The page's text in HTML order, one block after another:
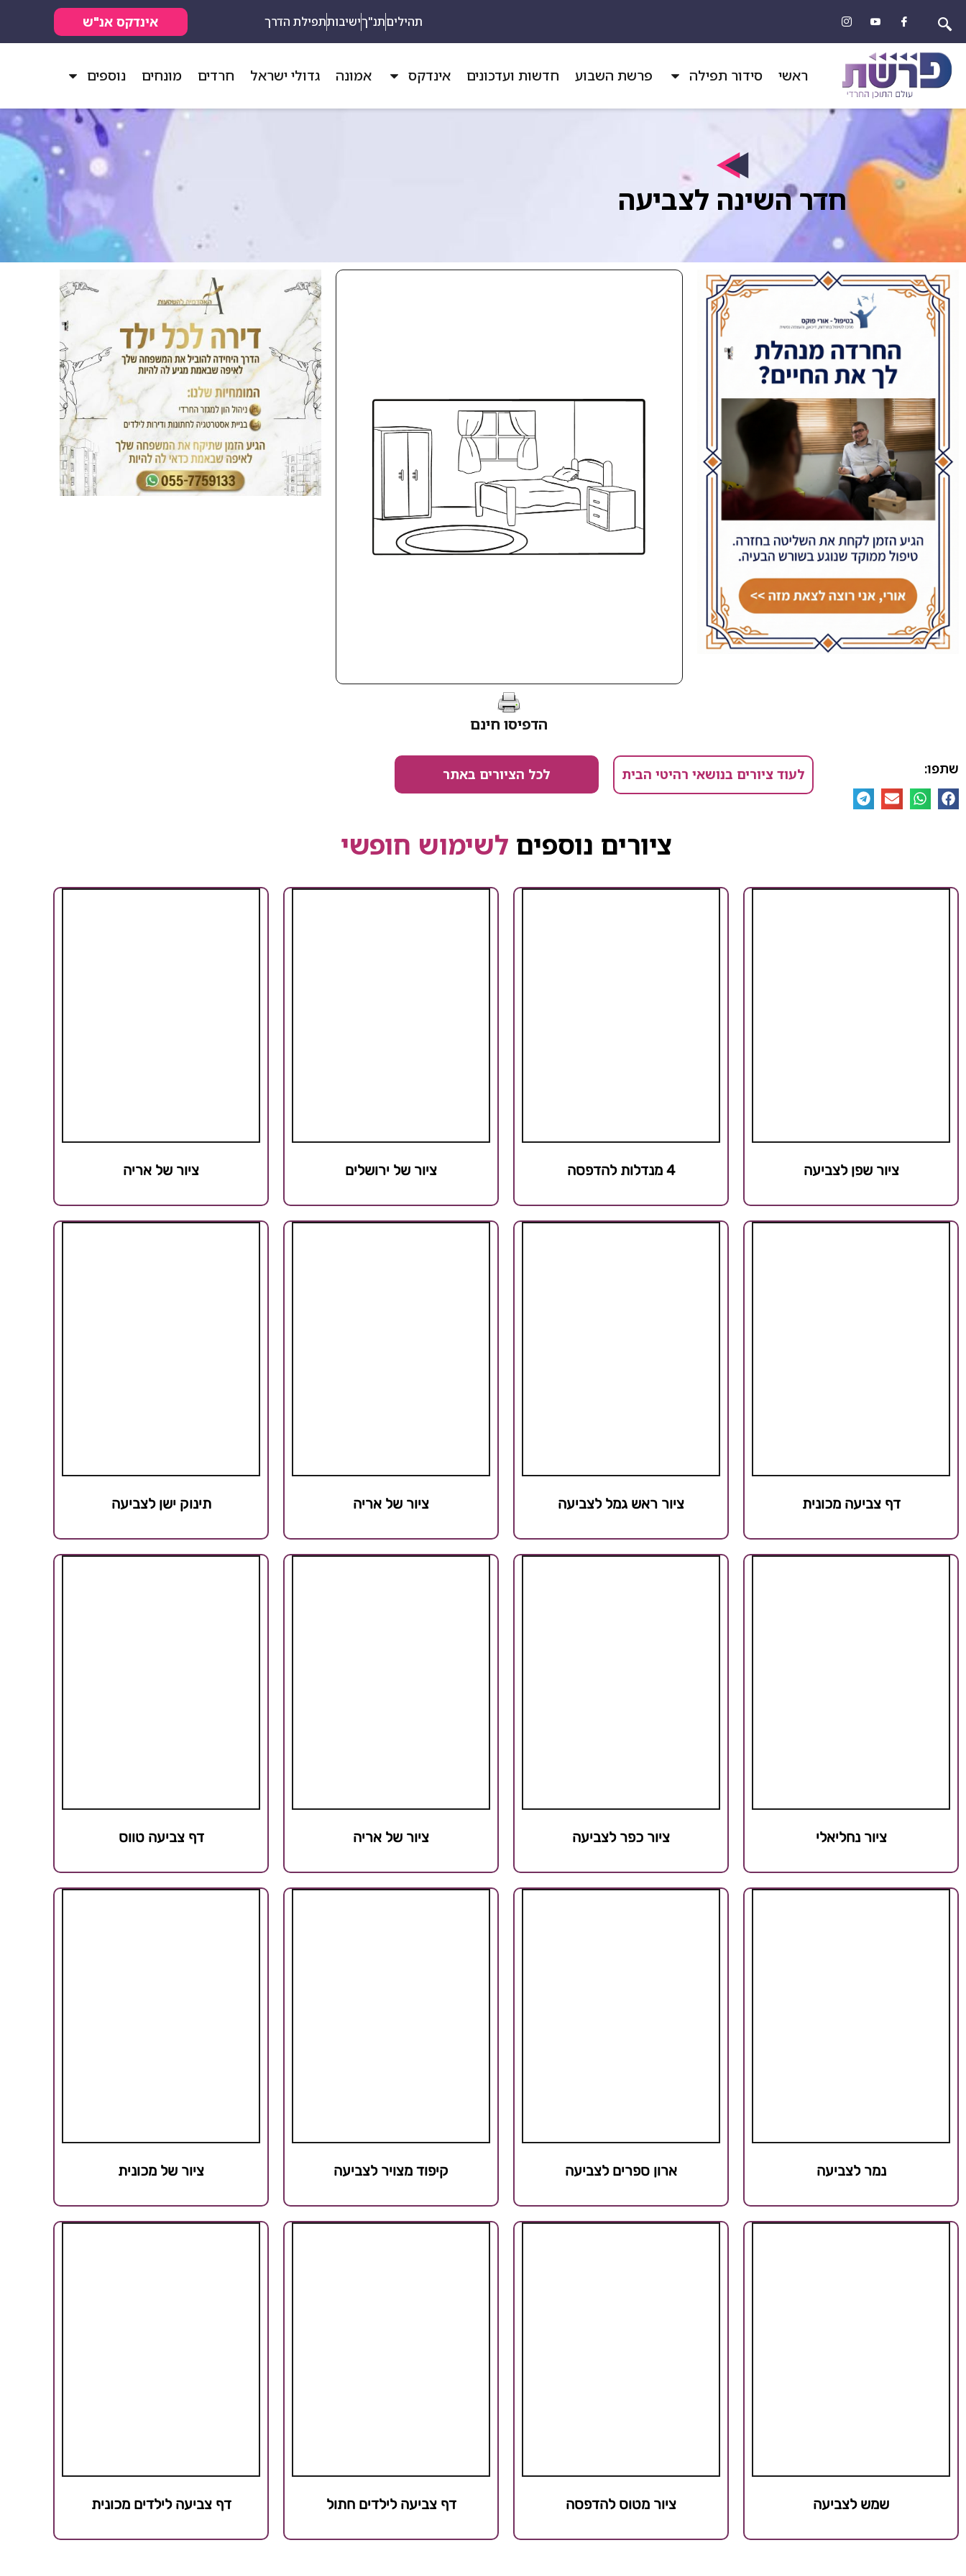
תהיליםתנ"ךישיבותתפילת הדרך אינדקס אנ"ש
ראשי סידור תפילה פרשת השבוע חדשות ועדכונים אינדקס אמונה גדולי ישראל חרדים מונחים נוספים
חדר השינה לצביעה
הדפיסו חינם
שתפו: לעוד ציורים בנושאי רהיטי הבית לכל הציורים באתר
ציורים נוספים לשימוש חופשי
ציור שפן לצביעה 4 מנדלות להדפסה ציור של ירושלים ציור של אריה
דף צביעה מכונית ציור ראש גמל לצביעה ציור של אריה תינוק ישן לצביעה
ציור נחליאלי ציור כפר לצביעה ציור של אריה דף צביעה טווס
נמר לצביעה ארון ספרים לצביעה קיפוד מצויר לצביעה ציור של מכונית
שמש לצביעה ציור מטוס להדפסה דף צביעה לילדים חתול דף צביעה לילדים מכונית